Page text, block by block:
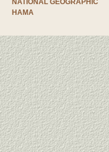
NATIONAL GEOGRAPHIC
HAMA